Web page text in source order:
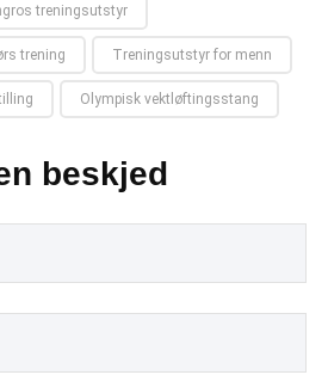
treningsutstyr
trening Treningsutstyr for menn
Olympisk vektløftingsstang
beskjed